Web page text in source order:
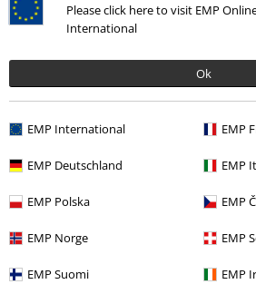
Please click here to visit EMP
International
Ok
EMP International EMP
EMP Deutschland EMP
EMP Polska EMP
EMP Norge EMP
EMP Suomi EMP
Band Merch Top Bands Pink Floyd Ropa
Nuevo Ropa
Ropa Camisetas & Tops Camisetas
Tallas Grandes